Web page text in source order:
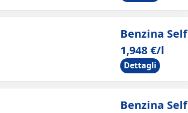
Benzina Self
1,948 €/l
Dettagli
Benzina Self